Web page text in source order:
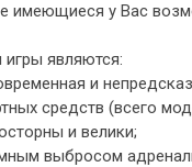
имеющиеся у Вас
являются:
и
средств (всего
и велики;
выбросом